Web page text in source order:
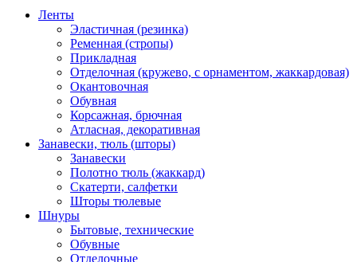
Ленты
Эластичная (резинка)
Ременная (стропы)
Прикладная
Отделочная (кружево, с орнаментом, жаккардовая)
Окантовочная
Обувная
Корсажная, брючная
Атласная, декоративная
Занавески, тюль (шторы)
Занавески
Полотно тюль (жаккард)
Скатерти, салфетки
Шторы тюлевые
Шнуры
Бытовые, технические
Обувные
Отделочные